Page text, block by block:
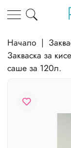
Начало |
Закваска за
саше за 120л.